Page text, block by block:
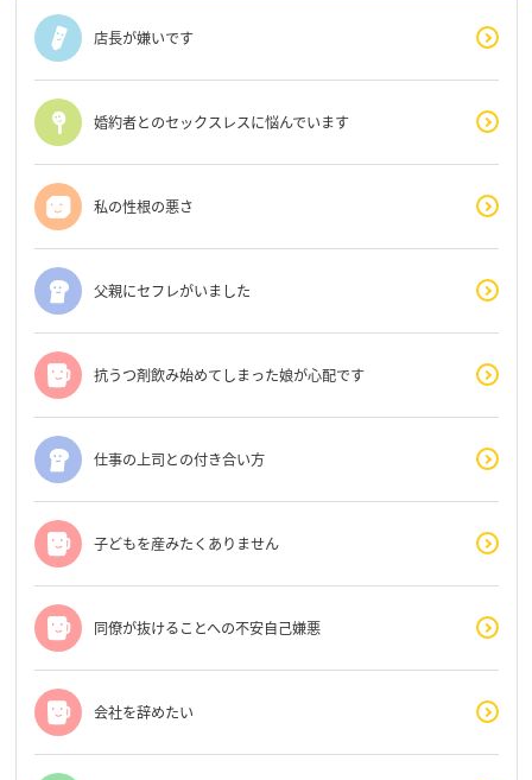
店長が嫌いです
婚約者とのセックスレスに悩んでいます
私の性根の悪さ
父親にセフレがいました
抗うつ剤飲み始めてしまった娘が心配です
仕事の上司との付き合い方
子どもを産みたくありません
同僚が抜けることへの不安自己嫌悪
会社を辞めたい